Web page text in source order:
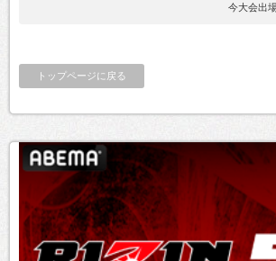
今大会出
トップページに戻る